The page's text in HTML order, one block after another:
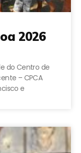
2026
do Centro de
– CPCA
e